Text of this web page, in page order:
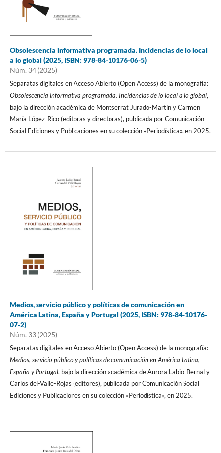
Obsolescencia informativa programada. Incidencias de lo local
a lo global (2025, ISBN: 978-84-10176-06-5)
Núm. 34 (2025)
Separatas digitales en Acceso Abierto (Open Access) de la monografía:
Obsolescencia informativa programada. Incidencias de lo local a lo global,
bajo la dirección académica de Montserrat Jurado-Martín y Carmen
María López-Rico (editoras y directoras), publicada por Comunicación
Social Ediciones y Publicaciones en su colección «Periodística», en 2025.
Medios, servicio público y políticas de comunicación en
América Latina, España y Portugal (2025, ISBN: 978-84-10176-
07-2)
Núm. 33 (2025)
Separatas digitales en Acceso Abierto (Open Access) de la monografía:
Medios, servicio público y políticas de comunicación en América Latina,
España y Portugal, bajo la dirección académica de Aurora Labio-Bernal y
Carlos del-Valle-Rojas (editores), publicada por Comunicación Social
Ediciones y Publicaciones en su colección «Periodística», en 2025.